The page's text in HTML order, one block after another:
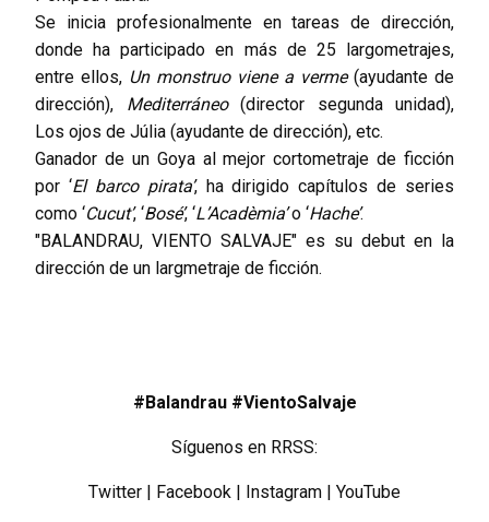
Se inicia profesionalmente en tareas de dirección,
donde ha participado en más de 25 largometrajes,
entre ellos, Un monstruo viene a verme(ayudante de
dirección), Mediterráneo(director segunda unidad),
Los ojos de Júlia (ayudante de dirección), etc.
Ganador de un Goya al mejor cortometraje de ficción
por ‘El barco pirata’, ha dirigido capítulos de series
como ‘Cucut’, ‘Bosé’, ‘L’Acadèmia’o ‘Hache’.
"BALANDRAU, VIENTO SALVAJE" es su debut en la
dirección de un largmetraje de ficción.
#Balandrau #VientoSalvaje
Síguenos en RRSS:
Twitter | Facebook | Instagram | YouTube